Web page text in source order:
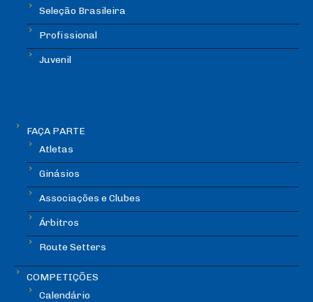
Seleção Brasileira
Profissional
Juvenil
FAÇA PARTE
Atletas
Ginásios
Associações e Clubes
Árbitros
Route Setters
COMPETIÇÕES
Calendário